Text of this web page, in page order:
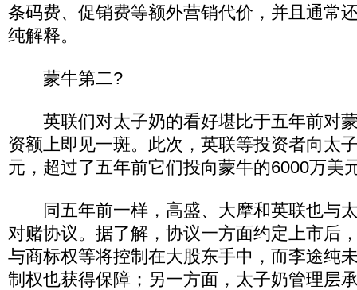
条码费、促销费等额外营销代价，并且通常
纯解释。
蒙牛第二?
英联们对太子奶的看好堪比于五年前对
资额上即见一斑。此次，英联等投资者向太
元，超过了五年前它们投向蒙牛的6000万美
同五年前一样，高盛、大摩和英联也与
对赌协议。据了解，协议一方面约定上市后
与商标权等将控制在大股东手中，而李途纯
制权也获得保障；另一方面，太子奶管理层